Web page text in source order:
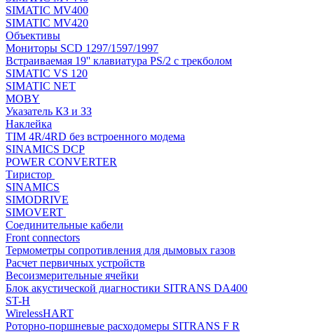
SIMATIC MV400
SIMATIC MV420
Объективы
Мониторы SCD 1297/1597/1997
Встраиваемая 19'' клавиатура PS/2 с трекболом
SIMATIC VS 120
SIMATIC NET
MOBY
Указатель КЗ и ЗЗ
Наклейка
TIM 4R/4RD без встроенного модема
SINAMICS DCP
POWER CONVERTER
Тиристор
SINAMICS
SIMODRIVE
SIMOVERT
Соединительные кабели
Front connectors
Термометры сопротивления для дымовых газов
Расчет первичных устройств
Весоизмерительные ячейки
Блок акустической диагностики SITRANS DA400
ST-H
WirelessHART
Роторно-поршневые расходомеры SITRANS F R